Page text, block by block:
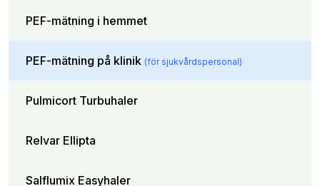
PEF-mätning i hemmet
PEF-mätning på klinik (för sjukvårdspersonal)
Pulmicort Turbuhaler
Relvar Ellipta
Salflumix Easyhaler